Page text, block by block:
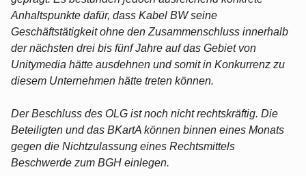
Anhaltspunkte dafür, dass Kabel BW seine
Geschäftstätigkeit ohne den Zusammenschluss innerhalb
der nächsten drei bis fünf Jahre auf das Gebiet von
Unitymedia hätte ausdehnen und somit in Konkurrenz zu
diesem Unternehmen hätte treten können.
Der Beschluss des OLG ist noch nicht rechtskräftig. Die
Beteiligten und das BKartA können binnen eines Monats
gegen die Nichtzulassung eines Rechtsmittels
Beschwerde zum BGH einlegen.